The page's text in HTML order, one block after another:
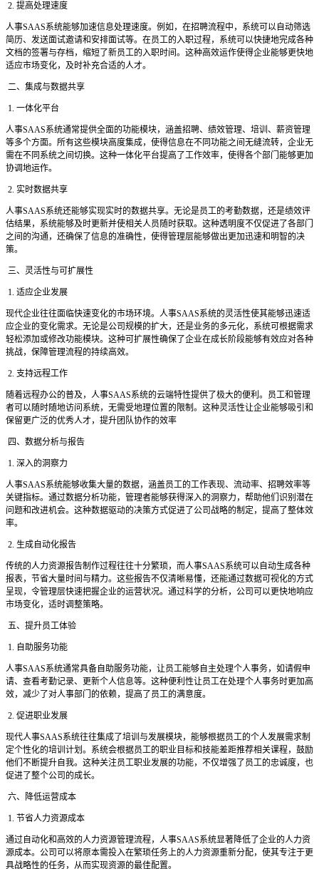
2. 提高处理速度
人事SAAS系统能够加速信息处理速度。例如，在招聘流程中，系统可以自动筛选
简历、发送面试邀请和安排面试等。在员工的入职过程，系统可以快捷地完成各种
文档的签署与存档，缩短了新员工的入职时间。这种高效运作使得企业能够更快地
适应市场变化，及时补充合适的人才。
二、集成与数据共享
1. 一体化平台
人事SAAS系统通常提供全面的功能模块，涵盖招聘、绩效管理、培训、薪资管理
等多个方面。所有这些模块高度集成，使得信息在不同功能之间无缝流转，企业无
需在不同系统之间切换。这种一体化平台提高了工作效率，使得各个部门能够更加
协调地运作。
2. 实时数据共享
人事SAAS系统还能够实现实时的数据共享。无论是员工的考勤数据，还是绩效评
估结果，系统能够及时更新并使相关人员随时获取。这种透明度不仅促进了各部门
之间的沟通，还确保了信息的准确性，使得管理层能够做出更加迅速和明智的决
策。
三、灵活性与可扩展性
1. 适应企业发展
现代企业往往面临快速变化的市场环境。人事SAAS系统的灵活性使其能够迅速适
应企业的变化需求。无论是公司规模的扩大，还是业务的多元化，系统可根据需求
轻松添加或修改功能模块。这种可扩展性确保了企业在成长阶段能够有效应对各种
挑战，保障管理流程的持续高效。
2. 支持远程工作
随着远程办公的普及，人事SAAS系统的云端特性提供了极大的便利。员工和管理
者可以随时随地访问系统，无需受地理位置的限制。这种灵活性让企业能够吸引和
保留更广泛的优秀人才，提升团队协作的效率
四、数据分析与报告
1. 深入的洞察力
人事SAAS系统能够收集大量的数据，涵盖员工的工作表现、流动率、招聘效率等
关键指标。通过数据分析功能，管理者能够获得深入的洞察力，帮助他们识别潜在
问题和改进机会。这种数据驱动的决策方式促进了公司战略的制定，提高了整体效
率。
2. 生成自动化报告
传统的人力资源报告制作过程往往十分繁琐，而人事SAAS系统可以自动生成各种
报表，节省大量时间与精力。这些报告不仅清晰易懂，还能通过数据可视化的方式
呈现，令管理层快速把握企业的运营状况。通过科学的分析，公司可以更快地响应
市场变化，适时调整策略。
五、提升员工体验
1. 自助服务功能
人事SAAS系统通常具备自助服务功能，让员工能够自主处理个人事务，如请假申
请、查看考勤记录、更新个人信息等。这种便利性让员工在处理个人事务时更加高
效，减少了对人事部门的依赖，提高了员工的满意度。
2. 促进职业发展
现代人事SAAS系统往往集成了培训与发展模块，能够根据员工的个人发展需求制
定个性化的培训计划。系统会根据员工的职业目标和技能差距推荐相关课程，鼓励
他们不断提升自我。这种关注员工职业发展的功能，不仅增强了员工的忠诚度，也
促进了整个公司的成长。
六、降低运营成本
1. 节省人力资源成本
通过自动化和高效的人力资源管理流程，人事SAAS系统显著降低了企业的人力资
源成本。公司可以将原本需投入在繁琐任务上的人力资源重新分配，使其专注于更
具战略性的任务，从而实现资源的最佳配置。